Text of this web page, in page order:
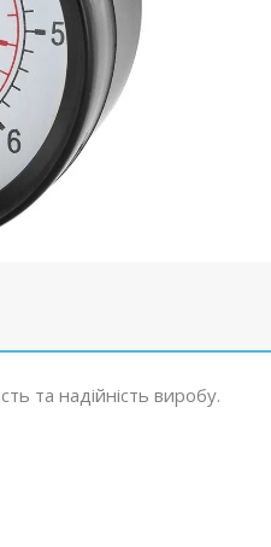
та надійність виробу.